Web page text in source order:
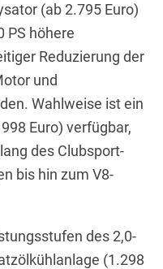
(ab 2.795 Euro)
PS höhere
Reduzierung der
und
Wahlweise ist ein
Euro) verfügbar,
des Clubsport-
bis hin zum V8-
des 2,0-
(1.298